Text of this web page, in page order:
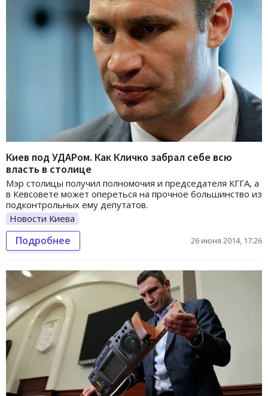
Киев под УДАРом. Как Кличко забрал себе всю
власть в столице
Мэр столицы получил полномочия и председателя КГГА, а
в Кевсовете может опереться на прочное большинство из
подконтрольных ему депутатов.
Новости Киева
Подробнее 26 июня 2014, 17:26